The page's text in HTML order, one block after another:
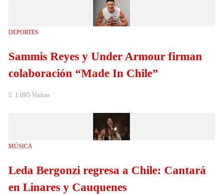
DEPORTES
Sammis Reyes y Under Armour firman
colaboración “Made In Chile”
1.095 Visitas
MÚSICA
Leda Bergonzi regresa a Chile: Cantará
en Linares y Cauquenes